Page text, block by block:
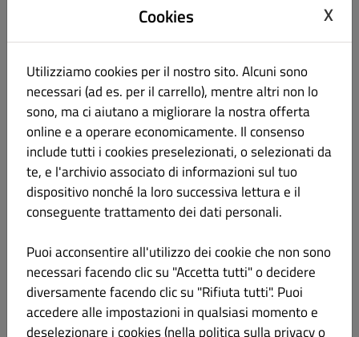
filetto di salmone delle Isole Faroe leggermento affumicato,
pane caldo e burro di Normandia
SCAROLA COSTIERA € 16.00
cuore di scarola al forno, uvetta di Zibibbo, capperi di Linosa, noci,
Cookies X
Utilizziamo cookies per il nostro sito. Alcuni sono
necessari (ad es. per il carrello), mentre altri non lo
sono, ma ci aiutano a migliorare la nostra offerta
online e a operare economicamente. Il consenso
include tutti i cookies preselezionati, o selezionati da
te, e l'archivio associato di informazioni sul tuo
dispositivo nonché la loro successiva lettura e il
conseguente trattamento dei dati personali.
Puoi acconsentire all'utilizzo dei cookie che non sono
necessari facendo clic su "Accetta tutti" o decidere
diversamente facendo clic su "Rifiuta tutti". Puoi
accedere alle impostazioni in qualsiasi momento e
deselezionare i cookies (nella politica sulla privacy o